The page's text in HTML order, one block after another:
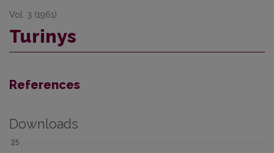
Vol. 3 (1961)
Turinys
References
Downloads